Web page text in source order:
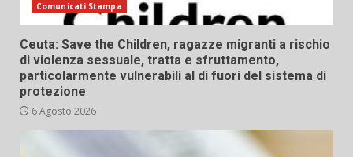
Comunicati Stampa
Ceuta: Save the Children, ragazze migranti a rischio
di violenza sessuale, tratta e sfruttamento,
particolarmente vulnerabili al di fuori del sistema di
protezione
6 Agosto 2026